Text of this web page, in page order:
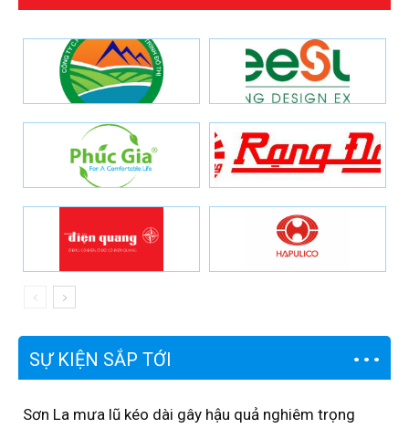
SỰ KIỆN SẮP TỚI
Sơn La mưa lũ kéo dài gây hậu quả nghiêm trọng